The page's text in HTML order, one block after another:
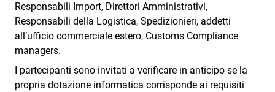
Responsabili Import, Direttori Amministrativi,
Responsabili della Logistica, Spedizionieri, addetti
all’ufficio commerciale estero, Customs Compliance
managers.
I partecipanti sono invitati a verificare in anticipo se la
propria dotazione informatica corrisponde ai requisiti